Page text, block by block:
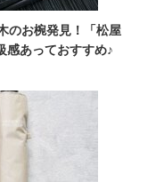
のお椀発見！「松屋
感あっておすすめ♪